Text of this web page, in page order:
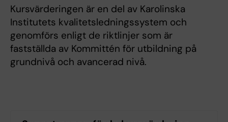
Kursvärderingen är en del av Karolinska
Institutets kvalitetsledningssystem och
genomförs enligt de riktlinjer som är
fastställda av Kommittén för utbildning på
grundnivå och avancerad nivå.